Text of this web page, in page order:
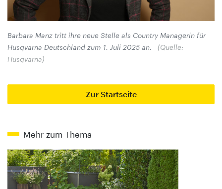
Barbara Manz tritt ihre neue Stelle als Country Managerin für
Husqvarna Deutschland zum 1. Juli 2025 an.
(Quelle:
Husqvarna)
Zur Startseite
Mehr zum Thema